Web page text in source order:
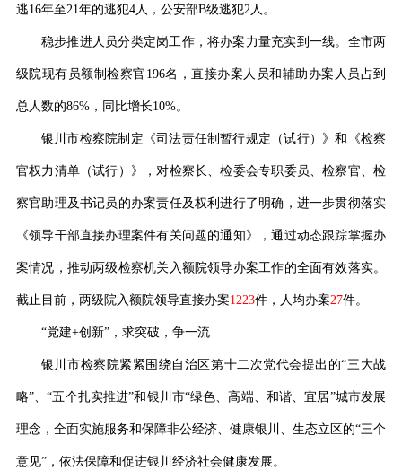
逃16年至21年的逃犯4人，公安部B级逃犯2人。
稳步推进人员分类定岗工作，将办案力量充实到一线。全市两
级院现有员额制检察官 196名，直接办案人员和辅助办案人员占到
总人数的86%， 同比增长10%。
银川市检察院制定《司法责任制暂行规定（试行）》和《检察
官权力清单（试行）》，对检察长、检委会专职委员、检察官、检
察官助理及书记员的办案责任及权利进行了明确，进一步贯彻落实
《领导干部直接办理案件有关问题的通知》，通过动态跟踪掌握办
案情况，推动两级检察机关入额院领导办案工作的全面有效落实。
截止 目前，两级院入额院领导直接办案1223件，人均办案27件。
“党建+创新”， 求突破，争一流
银川市检察 院紧紧围绕自治区第十二次党代会提出的“三大战
略”、“五个扎实推进”和银川市“绿色、高端、和谐、宜居”城市发展
理念， 全面实施服务和保障非公经济、健康银川、生态立区的“三个
意见”， 依法保障和促进银川 经济社会健康发展。